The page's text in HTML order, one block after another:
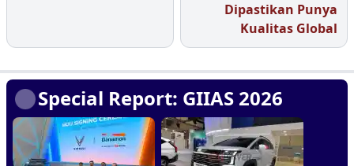
Dipastikan Punya
Kualitas Global
Special Report: GIIAS 2026